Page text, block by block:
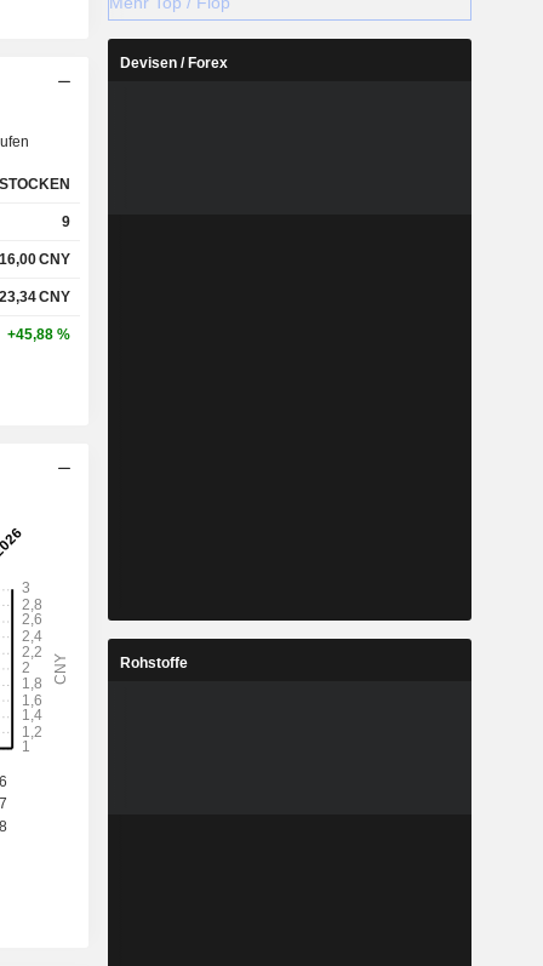
9
16,00CNY
23,34CNY
+45,88 %
Devisen / Forex
Rohstoffe